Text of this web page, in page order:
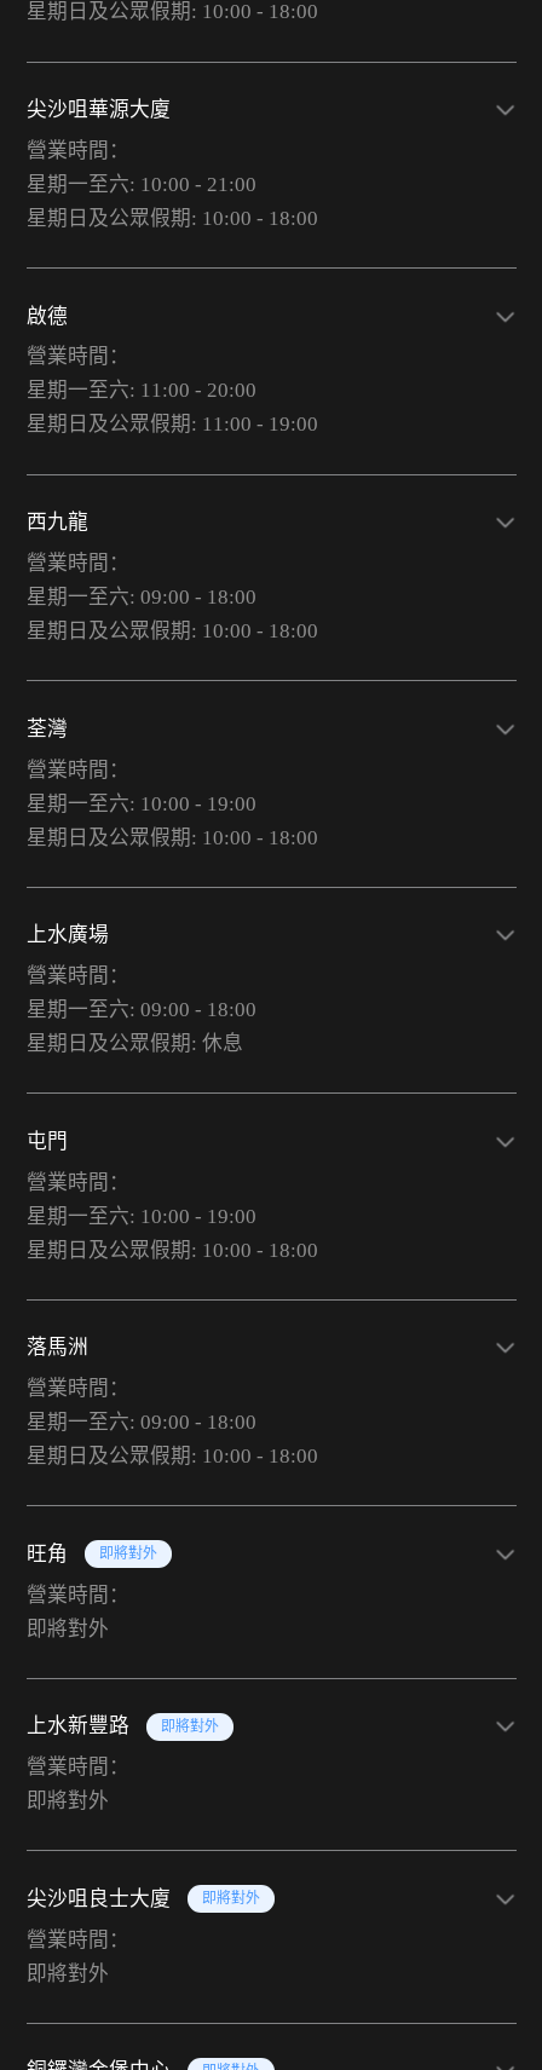
星期日及公眾假期: 10:00 - 18:00
尖沙咀華源大廈
營業時間：
星期一至六: 10:00 - 21:00
星期日及公眾假期: 10:00 - 18:00
啟德
營業時間：
星期一至六: 11:00 - 20:00
星期日及公眾假期: 11:00 - 19:00
西九龍
營業時間：
星期一至六: 09:00 - 18:00
星期日及公眾假期: 10:00 - 18:00
荃灣
營業時間：
星期一至六: 10:00 - 19:00
星期日及公眾假期: 10:00 - 18:00
上水廣場
營業時間：
星期一至六: 09:00 - 18:00
星期日及公眾假期: 休息
屯門
營業時間：
星期一至六: 10:00 - 19:00
星期日及公眾假期: 10:00 - 18:00
落馬洲
營業時間：
星期一至六: 09:00 - 18:00
星期日及公眾假期: 10:00 - 18:00
旺角 即將對外
營業時間：
即將對外
上水新豐路 即將對外
營業時間：
即將對外
尖沙咀良士大廈 即將對外
營業時間：
即將對外